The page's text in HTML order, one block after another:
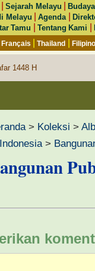
|Sejarah Melayu |
Melayu |Agenda |
Tamu
|Tentang Kami |
Français |Thailand |
1448 H
> Koleksi >
>